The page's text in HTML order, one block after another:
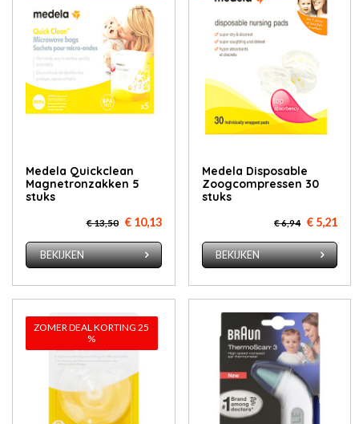
Medela Quickclean
Magnetronzakken 5
stuks
€ 13,50 € 10,13
BEKIJKEN
Medela Disposable
Zoogcompressen 30
stuks
€ 6,94 € 5,21
BEKIJKEN
ZOMER DEAL KORTING 25
%